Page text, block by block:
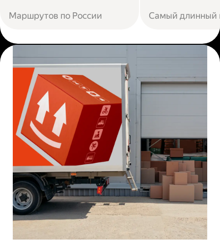
Маршрутов по России Самый длинный